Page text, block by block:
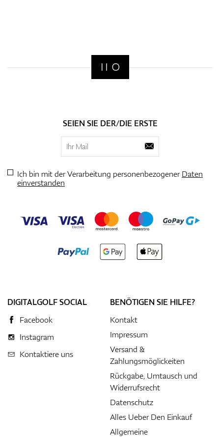
SEIEN SIE DER/DIE ERSTE
Ich bin mit der Verarbeitung personenbezogenerDaten
einverstanden
DIGITALGOLF SOCIAL
Facebook
Instagram
Kontaktiere uns
BENÖTIGEN SIE HILFE?
Kontakt
Impressum
Versand &
Zahlungsmöglickeiten
Rückgabe, Umtausch und
Widerrufsrecht
Datenschutz
Alles Ueber Den Einkauf
Allgemeine